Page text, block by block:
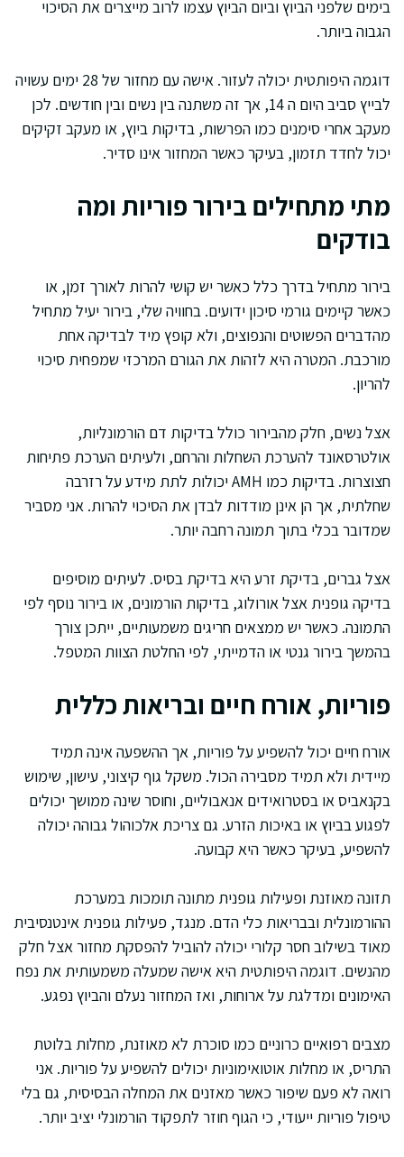
בימים שלפני הביוץ וביום הביוץ עצמו לרוב מייצרים את הסיכוי
הגבוה ביותר.
דוגמה היפותטית יכולה לעזור. אישה עם מחזור של 28 ימים עשויה
לבייץ סביב היום ה 14, אך זה משתנה בין נשים ובין חודשים. לכן
מעקב אחרי סימנים כמו הפרשות, בדיקות ביוץ, או מעקב זקיקים
יכול לחדד תזמון, בעיקר כאשר המחזור אינו סדיר.
מתי מתחילים בירור פוריות ומה
בודקים
בירור מתחיל בדרך כלל כאשר יש קושי להרות לאורך זמן, או
כאשר קיימים גורמי סיכון ידועים. בחוויה שלי, בירור יעיל מתחיל
מהדברים הפשוטים והנפוצים, ולא קופץ מיד לבדיקה אחת
מורכבת. המטרה היא לזהות את הגורם המרכזי שמפחית סיכוי
להריון.
אצל נשים, חלק מהבירור כולל בדיקות דם הורמונליות,
אולטרסאונד להערכת השחלות והרחם, ולעיתים הערכת פתיחות
חצוצרות. בדיקות כמו AMH יכולות לתת מידע על רזרבה
שחלתית, אך הן אינן מודדות לבדן את הסיכוי להרות. אני מסביר
שמדובר בכלי בתוך תמונה רחבה יותר.
אצל גברים, בדיקת זרע היא בדיקת בסיס. לעיתים מוסיפים
בדיקה גופנית אצל אורולוג, בדיקות הורמונים, או בירור נוסף לפי
התמונה. כאשר יש ממצאים חריגים משמעותיים, ייתכן צורך
בהמשך בירור גנטי או הדמייתי, לפי החלטת הצוות המטפל.
פוריות, אורח חיים ובריאות כללית
אורח חיים יכול להשפיע על פוריות, אך ההשפעה אינה תמיד
מיידית ולא תמיד מסבירה הכול. משקל גוף קיצוני, עישון, שימוש
בקנאביס או בסטרואידים אנאבוליים, וחוסר שינה ממושך יכולים
לפגוע בביוץ או באיכות הזרע. גם צריכת אלכוהול גבוהה יכולה
להשפיע, בעיקר כאשר היא קבועה.
תזונה מאוזנת ופעילות גופנית מתונה תומכות במערכת
ההורמונלית ובבריאות כלי הדם. מנגד, פעילות גופנית אינטנסיבית
מאוד בשילוב חסר קלורי יכולה להוביל להפסקת מחזור אצל חלק
מהנשים. דוגמה היפותטית היא אישה שמעלה משמעותית את נפח
האימונים ומדלגת על ארוחות, ואז המחזור נעלם והביוץ נפגע.
מצבים רפואיים כרוניים כמו סוכרת לא מאוזנת, מחלות בלוטת
התריס, או מחלות אוטואימוניות יכולים להשפיע על פוריות. אני
רואה לא פעם שיפור כאשר מאזנים את המחלה הבסיסית, גם בלי
טיפול פוריות ייעודי, כי הגוף חוזר לתפקוד הורמונלי יציב יותר.